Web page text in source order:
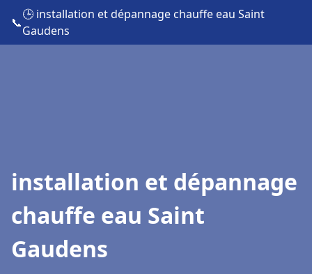
📞
🕒 installation et dépannage chauffe eau Saint
Gaudens
installation et dépannage
chauffe eau Saint
Gaudens